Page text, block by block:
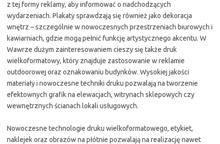
z tej formy reklamy, aby informować o nadchodzących
wydarzeniach. Plakaty sprawdzają się również jako dekoracja
wnętrz – szczególnie w nowoczesnych przestrzeniach biurowych i
kawiarniach, gdzie mogą pełnić funkcję artystycznego akcentu. W
Wawrze dużym zainteresowaniem cieszy się także druk
wielkoformatowy, który znajduje zastosowanie w reklamie
outdoorowej oraz oznakowaniu budynków. Wysokiej jakości
materiały i nowoczesne techniki druku pozwalają na tworzenie
efektownych grafik na elewacjach, witrynach sklepowych czy
wewnętrznych ścianach lokali usługowych.
Nowoczesne technologie druku wielkoformatowego, etykiet,
naklejek oraz obrazów na płótnie pozwalają na realizację nawet